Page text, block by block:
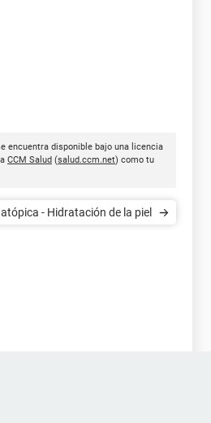
encuentra disponible bajo una licencia
CCM Salud (salud.ccm.net) como tu
- Hidratación de la piel